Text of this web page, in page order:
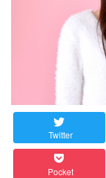
Twitter
Pocket